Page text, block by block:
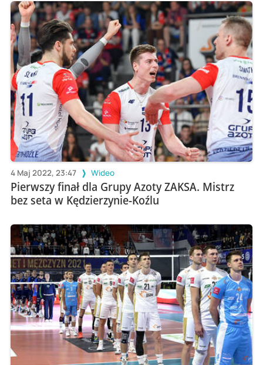
4 Maj 2022, 23:47 Wideo
Pierwszy finał dla Grupy Azoty ZAKSA. Mistrz
bez seta w Kędzierzynie-Koźlu